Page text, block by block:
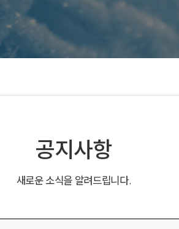
공지사항
새로운 소식을 알려드립니다.